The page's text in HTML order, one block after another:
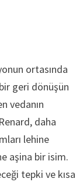
ortasında
geri dönüşün
vedanın
daha
lehine
aşina bir isim.
tepki ve kısa